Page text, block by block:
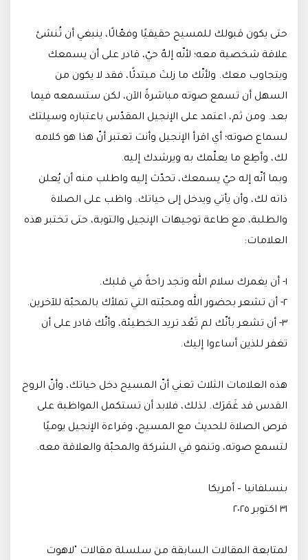
حتى يكون قبولك للمسيح حقيقيًا وفعّالًا، ينبغي أن تُنشئ
علاقة شخصية معه؛ لأنّه إلهٌ حيّ، قادر على أن يسمعك
ويتجاوب معك. ولأنّك ما زلتَ مبتدئًا، فقد لا يكون من
السهل أن تسمع صوته مباشرةً الآن، لكن ستسمعه فيما
بعد. ومن ثم، اعتمد على الإنجيل المقدّس باعتباره وسيلتك
لسماع صوته؛ أي اقرأ الإنجيل وأنت تعتبر أنّ هذا هو كلامه
لك، وأطِع ما يعلّمك به ويرشدك إليه.
وبما أنّه إله حيّ يسمعك، تحدّث إليه واطلب منه أن يُعلن
ذاته لك، وأن يأتي ويدخل إلى حياتك. واظب على الصلاة
والطلبة، مع طاعة توجيهات الإنجيل والتوبة، حتى تختبر هذه
العلامات:
١- أن يغمرك سلام الله وتجد راحةً في قلبك.
٢- أن تشعر بحضور الله ومحبّته التي تملأك بالمحبّة للآخرين.
٣- أن تشعر بأنّك لم تَعُد تريد الخطيئة، وأنّك قادر على أن
تغفر للذين أساءوا إليك.
هذه العلامات الثلاث تعني أنّ المسيح دخل حياتك، وأنّ الروح
القدس قد غَمَرَك. لذلك، فلابد أن تستكمل المواظبة على
فرص الصلاة للحديث مع المسيح، وقراءة الإنجيل يوميًا
لتسمع صوته، وتنمو في الشركة والمحبّة والعلاقة معه.
بنسلفانيا – أمريكا
٣١ اكتوبر ٢٠٢٥
لمتابعة المقالات السابقة من سلسلة مقالات "لاهوت